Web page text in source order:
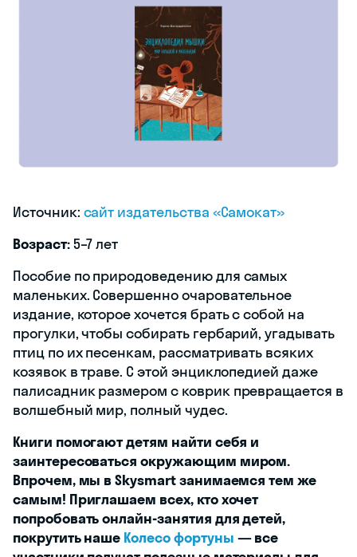
Источник: сайт издательства «Самокат»
Возраст:5–7 лет
Пособие по природоведению для самых
маленьких. Совершенно очаровательное
издание, которое хочется брать с собой на
прогулки, чтобы собирать гербарий, угадывать
птиц по их песенкам, рассматривать всяких
козявок в траве. С этой энциклопедией даже
палисадник размером с коврик превращается в
волшебный мир, полный чудес.
Книги помогают детям найти себя и
заинтересоваться окружающим миром.
Впрочем, мы в Skysmart занимаемся тем же
самым! Приглашаем всех, кто хочет
попробовать онлайн-занятия для детей,
покрутить наше Колесо фортуны — все